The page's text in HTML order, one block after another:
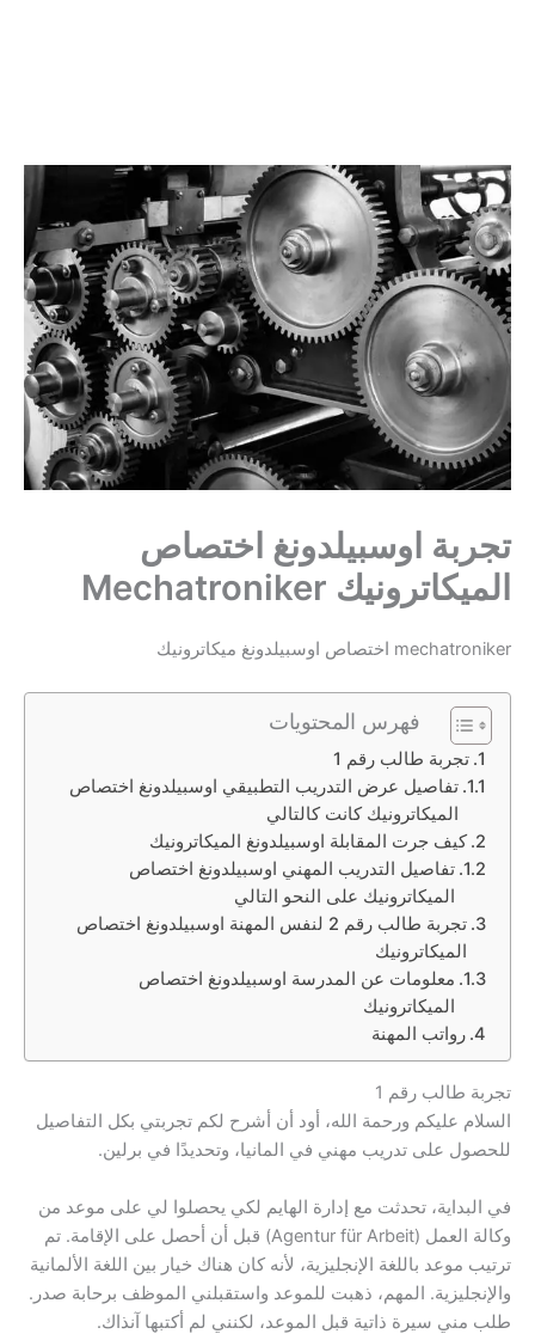
تجربة اوسبيلدونغ اختصاص
الميكاترونيك Mechatroniker
mechatroniker اختصاص اوسبيلدونغ ميكاترونيك
فهرس المحتويات
تجربة طالب رقم 1
تفاصيل عرض التدريب التطبيقي اوسبيلدونغ اختصاص
الميكاترونيك كانت كالتالي
كيف جرت المقابلة اوسبيلدونغ الميكاترونيك
تفاصيل التدريب المهني اوسبيلدونغ اختصاص
الميكاترونيك على النحو التالي
تجربة طالب رقم 2 لنفس المهنة اوسبيلدونغ اختصاص
الميكاترونيك
معلومات عن المدرسة اوسبيلدونغ اختصاص
الميكاترونيك
رواتب المهنة
تجربة طالب رقم 1
السلام عليكم ورحمة الله، أود أن أشرح لكم تجربتي بكل التفاصيل
للحصول على تدريب مهني في المانيا، وتحديدًا في برلين.
في البداية، تحدثت مع إدارة الهايم لكي يحصلوا لي على موعد من
وكالة العمل (Agentur für Arbeit) قبل أن أحصل على الإقامة. تم
ترتيب موعد باللغة الإنجليزية، لأنه كان هناك خيار بين اللغة الألمانية
والإنجليزية. المهم، ذهبت للموعد واستقبلني الموظف برحابة صدر.
طلب مني سيرة ذاتية قبل الموعد، لكنني لم أكتبها آنذاك.